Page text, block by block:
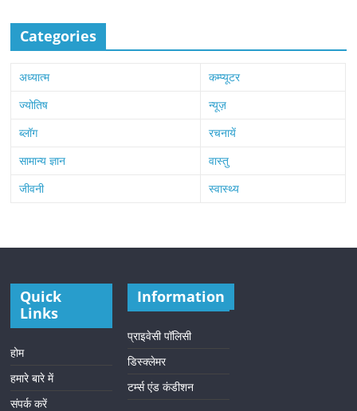
Categories
अध्यात्म
कम्प्यूटर
ज्योतिष
न्यूज़
ब्लॉग
रचनायें
सामान्य ज्ञान
वास्तु
जीवनी
स्वास्थ्य
Quick
Links
होम
हमारे बारे में
संपर्क करें
Information
प्राइवेसी पॉलिसी
डिस्क्लेमर
टर्म्स एंड कंडीशन